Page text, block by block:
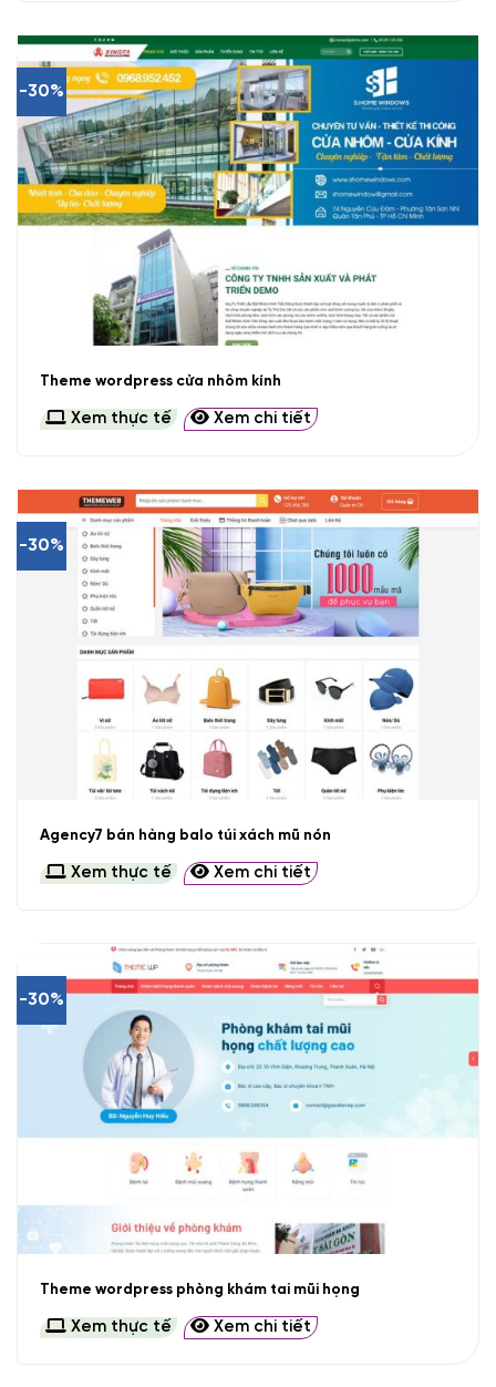
-30%
Theme wordpress cửa nhôm kính
Xem thực tế Xem chi tiết
-30%
Agency7 bán hàng balo túi xách mũ nón
Xem thực tế Xem chi tiết
-30%
Theme wordpress phòng khám tai mũi họng
Xem thực tế Xem chi tiết